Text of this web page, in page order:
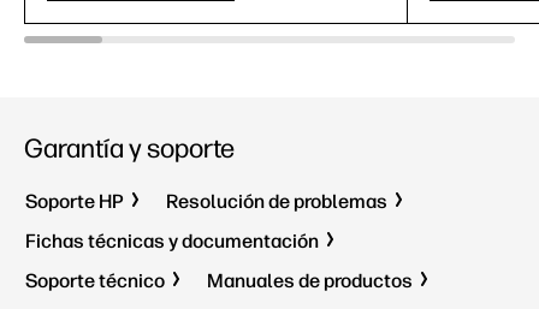
Garantía y soporte
Soporte HP
Resolución de problemas
Fichas técnicas y documentación
Soporte técnico
Manuales de productos